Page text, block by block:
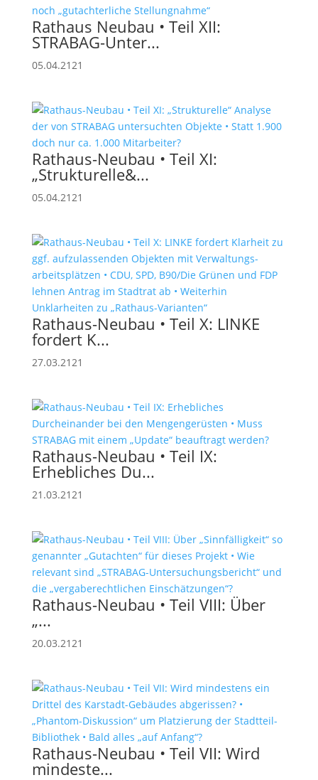
Rathaus Neubau • Teil XII:
STRABAG-Unter...
05.04.2121
Rathaus-Neubau • Teil XI:
„Strukturelle&...
05.04.2121
Rathaus-Neubau • Teil X: LINKE
fordert K...
27.03.2121
Rathaus-Neubau • Teil IX:
Erhebliches Du...
21.03.2121
Rathaus-Neubau • Teil VIII: Über
„...
20.03.2121
Rathaus-Neubau • Teil VII: Wird
mindeste...